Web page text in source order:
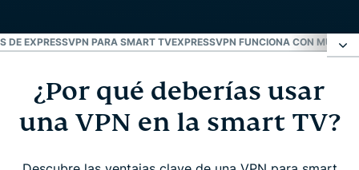
DE EXPRESSVPN PARA SMART TVEXPRESSVPN FUNCIONA CON
¿Por qué deberías usar una VPN en la smart TV?
Cómo instalar ExpressVPN en la smart TV
¿Por qué deberías usar
una VPN en la smart TV?